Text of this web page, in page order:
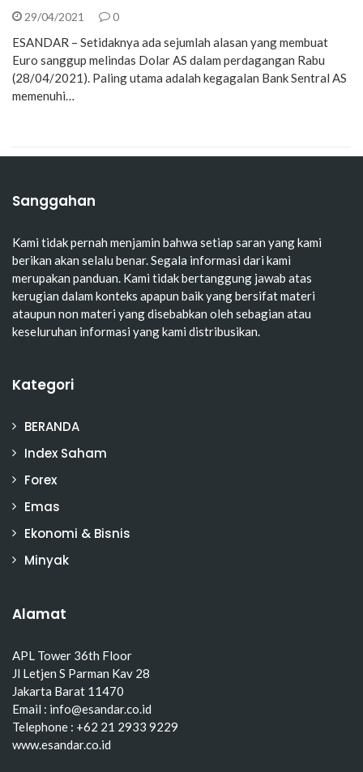
29/04/2021 0
ESANDAR – Setidaknya ada sejumlah alasan yang membuat
Euro sanggup melindas Dolar AS dalam perdagangan Rabu
(28/04/2021). Paling utama adalah kegagalan Bank Sentral AS
memenuhi…
Sanggahan
Kami tidak pernah menjamin bahwa setiap saran yang kami
berikan akan selalu benar. Segala informasi dari kami
merupakan panduan. Kami tidak bertanggung jawab atas
kerugian dalam konteks apapun baik yang bersifat materi
ataupun non materi yang disebabkan oleh sebagian atau
keseluruhan informasi yang kami distribusikan.
Kategori
BERANDA
Index Saham
Forex
Emas
Ekonomi & Bisnis
Minyak
Alamat
APL Tower 36th Floor
Jl Letjen S Parman Kav 28
Jakarta Barat 11470
Email : info@esandar.co.id
Telephone : +62 21 2933 9229
www.esandar.co.id